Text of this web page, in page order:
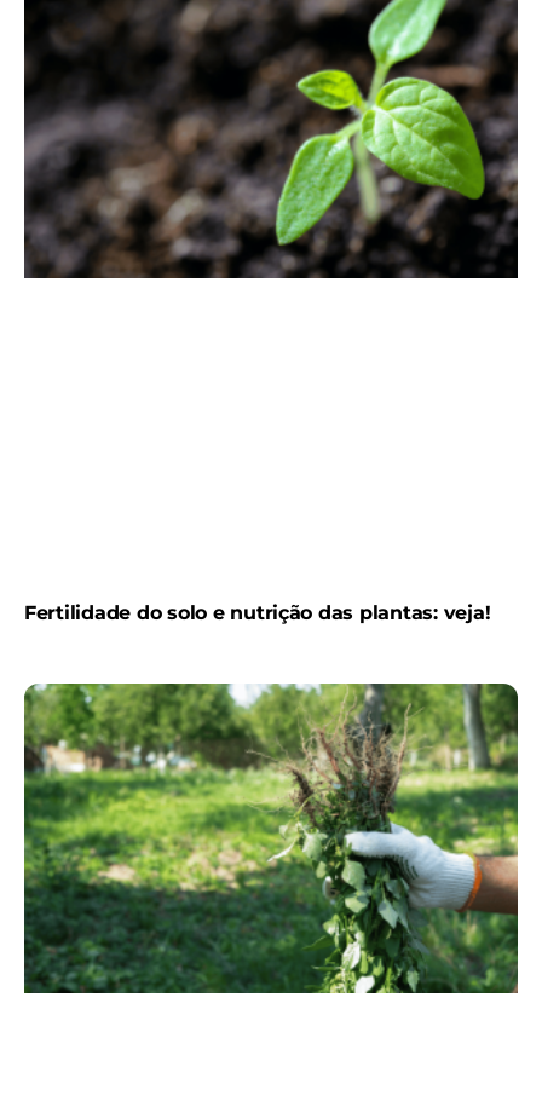
Fertilidade do solo e nutrição das plantas: veja!